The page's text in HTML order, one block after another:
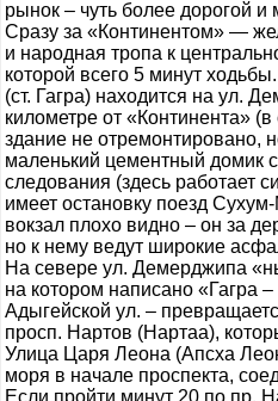
рынок – чуть более дорогой и
Сразу за «Континентом» —
и народная тропа к
которой всего 5 минут
(ст. Гагра) находится на ул.
километре от «Континента»
здание не отремонтировано,
маленький цементный домик
следования (здесь работает
имеет остановку поезд
вокзал плохо видно – он за
но к нему ведут широкие
На севере ул. Демерджипа
на котором написано «Гагра
Адыгейской ул. –
просп. Нартов (Нартаа),
Улица Царя Леона (Апсха
моря в начале проспекта,
Если пройти минут 20 по пр.